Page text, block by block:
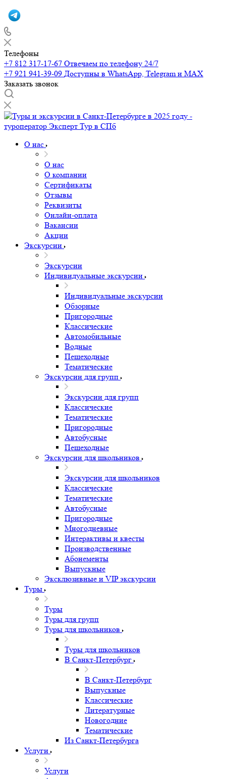
Телефоны
+7 812 317-17-67 Отвечаем по телефону 24/7
+7 921 941-39-09 Доступны в WhatsApp, Telegram и MAX
Заказать звонок
О нас
О нас
О компании
Сертификаты
Отзывы
Реквизиты
Онлайн-оплата
Вакансии
Акции
Экскурсии
Экскурсии
Индивидуальные экскурсии
Индивидуальные экскурсии
Обзорные
Пригородные
Классические
Автомобильные
Водные
Пешеходные
Тематические
Экскурсии для групп
Экскурсии для групп
Классические
Тематические
Пригородные
Автобусные
Пешеходные
Экскурсии для школьников
Экскурсии для школьников
Классические
Тематические
Автобусные
Пригородные
Многодневные
Интерактивы и квесты
Производственные
Абонементы
Выпускные
Эксклюзивные и VIP экскурсии
Туры
Туры
Туры для групп
Туры для школьников
Туры для школьников
В Санкт-Петербург
В Санкт-Петербург
Выпускные
Классические
Литературные
Новогодние
Тематические
Из Санкт-Петербурга
Услуги
Услуги